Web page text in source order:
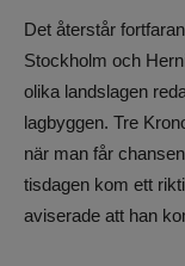
Det återstår
Stockholm och
olika landslagen
lagbyggen. Tre
när man får
tisdagen kom ett
aviserade att han